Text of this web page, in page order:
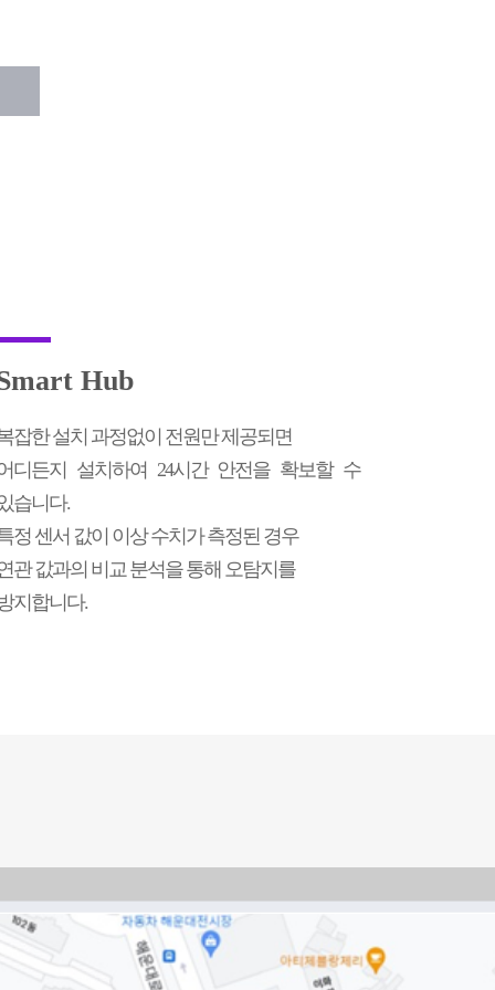
Hub
잡한 설치 과정없이 전원만 제공되면
디든지 설치하여 24시간 안전을 확보할 수
습니다.
정 센서 값이 이상 수치가 측정된 경우
관 값과의 비교 분석을 통해 오탐지를
지합니다.